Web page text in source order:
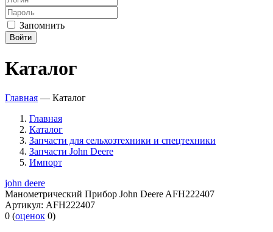
Запомнить
Войти
Каталог
Главная — Каталог
Главная
Каталог
Запчасти для сельхозтехники и спецтехники
Запчасти John Deere
Импорт
john deere
Манометрический Прибор John Deere AFH222407
Артикул: AFH222407
0 (оценок 0)